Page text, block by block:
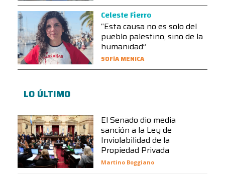
Celeste Fierro
“Esta causa no es solo del
pueblo palestino, sino de la
humanidad”
SOFÍA MENICA
LO ÚLTIMO
El Senado dio media
sanción a la Ley de
Inviolabilidad de la
Propiedad Privada
Martino Boggiano